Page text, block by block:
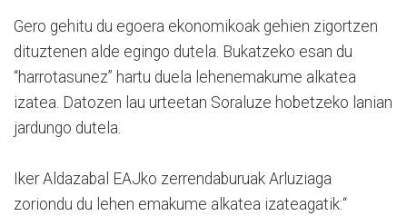
Gero gehitu du egoera ekonomikoak gehien zigortzen
dituztenen alde egingo dutela. Bukatzeko esan du
“harrotasunez” hartu duela lehenemakume alkatea
izatea. Datozen lau urteetan Soraluze hobetzeko lanian
jardungo dutela.
Iker Aldazabal EAJko zerrendaburuak Arluziaga
zoriondu du lehen emakume alkatea izateagatik:“